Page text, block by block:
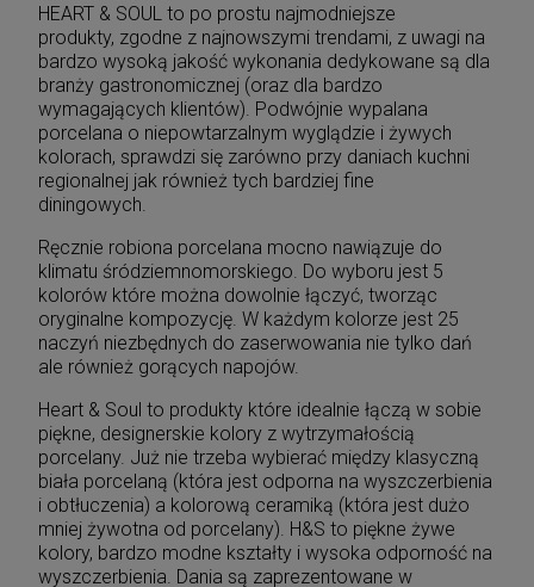
HEART & SOUL to po prostu najmodniejsze
produkty, zgodne z najnowszymi trendami, z uwagi na
bardzo wysoką jakość wykonania dedykowane są dla
branży gastronomicznej (oraz dla bardzo
wymagających klientów). Podwójnie wypalana
porcelana o niepowtarzalnym wyglądzie i żywych
kolorach, sprawdzi się zarówno przy daniach kuchni
regionalnej jak również tych bardziej fine
diningowych.
Ręcznie robiona porcelana mocno nawiązuje do
klimatu śródziemnomorskiego. Do wyboru jest 5
kolorów które można dowolnie łączyć, tworząc
oryginalne kompozycję. W każdym kolorze jest 25
naczyń niezbędnych do zaserwowania nie tylko dań
ale również gorących napojów.
Heart & Soul to produkty które idealnie łączą w sobie
piękne, designerskie kolory z wytrzymałością
porcelany. Już nie trzeba wybierać między klasyczną
biała porcelaną (która jest odporna na wyszczerbienia
i obtłuczenia) a kolorową ceramiką (która jest dużo
mniej żywotna od porcelany). H&S to piękne żywe
kolory, bardzo modne kształty i wysoka odporność na
wyszczerbienia. Dania są zaprezentowane w